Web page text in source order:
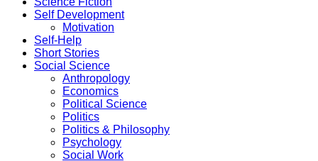
Self Development
Motivation
Self-Help
Short Stories
Social Science
Anthropology
Economics
Political Science
Politics
Politics & Philosophy
Psychology
Social Work